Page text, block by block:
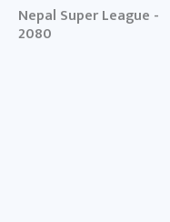
Nepal Super League -
2080